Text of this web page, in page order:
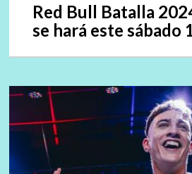
Red Bull Batalla
se hará este sábado